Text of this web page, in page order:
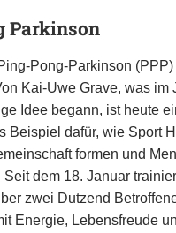
Parkinson
Pong-Parkinson (PPP)
Kai-Uwe Grave, was im
Idee begann, ist heute
Beispiel dafür, wie Sport
formen und
Seit dem 18. Januar
zwei Dutzend
Energie, Lebensfreude